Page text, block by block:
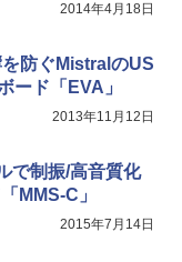
2014年4月18日
防ぐMistralのUS
ード「EVA」
2013年11月12日
で制振/高音質化
MMS-C」
2015年7月14日